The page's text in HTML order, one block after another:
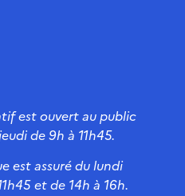
est ouvert au public
de 9h à 11h45.
est assuré du lundi
et de 14h à 16h.